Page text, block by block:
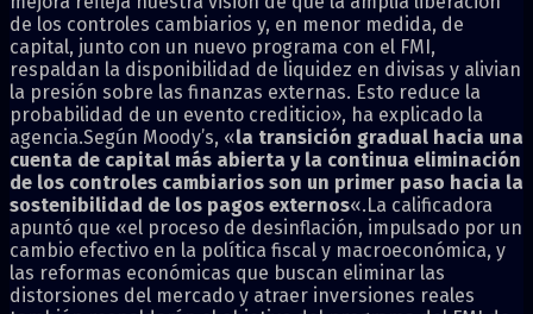
de los controles cambiarios y, en menor medida, de
capital, junto con un nuevo programa con el FMI,
respaldan la disponibilidad de liquidez en divisas y alivian
la presión sobre las finanzas externas. Esto reduce la
probabilidad de un evento crediticio», ha explicado la
agencia.Según Moody’s, «la transición gradual hacia una
cuenta de capital más abierta y la continua eliminación
de los controles cambiarios son un primer paso hacia la
sostenibilidad de los pagos externos«.La calificadora
apuntó que «el proceso de desinflación, impulsado por un
cambio efectivo en la política fiscal y macroeconómica, y
las reformas económicas que buscan eliminar las
distorsiones del mercado y atraer inversiones reales